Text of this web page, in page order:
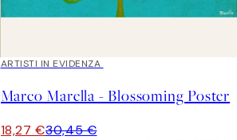
40%*
ARTISTI IN EVIDENZA
Marco Marella - Blossoming Poster
18,27 €30,45 €